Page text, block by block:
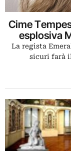
Cime
esplosiva
La regista
sicuri farà